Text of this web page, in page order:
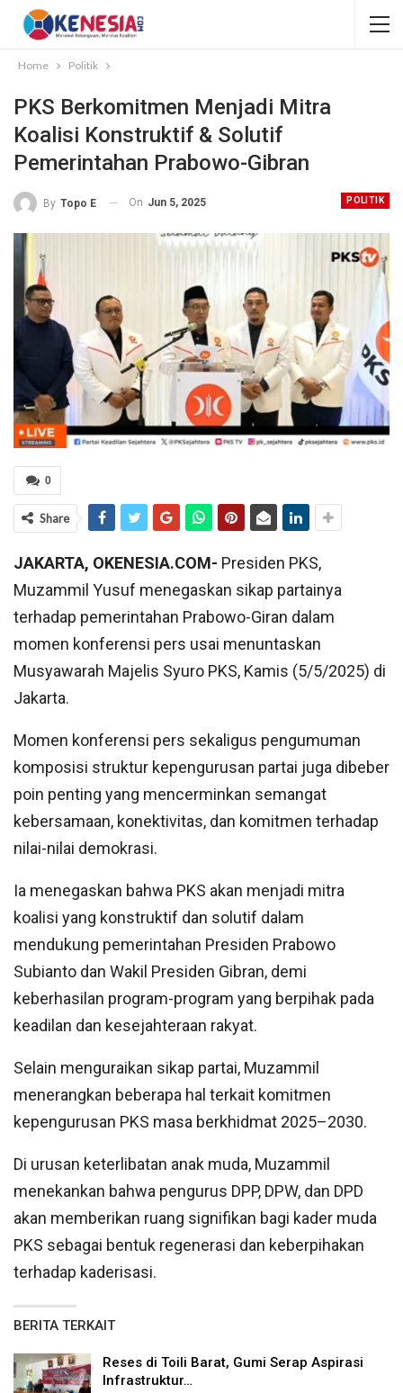
Home Politik
PKS Berkomitmen Menjadi Mitra
Koalisi Konstruktif & Solutif
Pemerintahan Prabowo-Gibran
POLITIK
By Topo E On Jun 5, 2025
0
Share
JAKARTA, OKENESIA.COM- Presiden PKS,
Muzammil Yusuf menegaskan sikap partainya
terhadap pemerintahan Prabowo-Giran dalam
momen konferensi pers usai menuntaskan
Musyawarah Majelis Syuro PKS, Kamis (5/5/2025) di
Jakarta.
Momen konferensi pers sekaligus pengumuman
komposisi struktur kepengurusan partai juga dibeber
poin penting yang mencerminkan semangat
kebersamaan, konektivitas, dan komitmen terhadap
nilai-nilai demokrasi.
Ia menegaskan bahwa PKS akan menjadi mitra
koalisi yang konstruktif dan solutif dalam
mendukung pemerintahan Presiden Prabowo
Subianto dan Wakil Presiden Gibran, demi
keberhasilan program-program yang berpihak pada
keadilan dan kesejahteraan rakyat.
Selain menguraikan sikap partai, Muzammil
menerangkan beberapa hal terkait komitmen
kepengurusan PKS masa berkhidmat 2025–2030.
Di urusan keterlibatan anak muda, Muzammil
menekankan bahwa pengurus DPP, DPW, dan DPD
akan memberikan ruang signifikan bagi kader muda
PKS sebagai bentuk regenerasi dan keberpihakan
terhadap kaderisasi.
BERITA TERKAIT
Reses di Toili Barat, Gumi Serap Aspirasi
Infrastruktur…